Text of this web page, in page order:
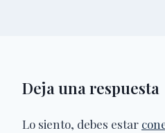
Deja una respuesta
Lo siento, debes estar